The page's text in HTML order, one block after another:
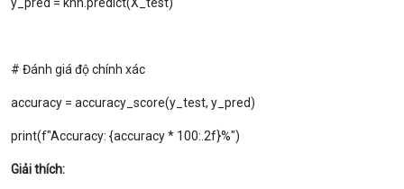
# Đánh giá độ chính xác
accuracy = accuracy_score(y_test, y_pred)
print(f"Accuracy: {accuracy * 100:.2f}%")
Giải thích: